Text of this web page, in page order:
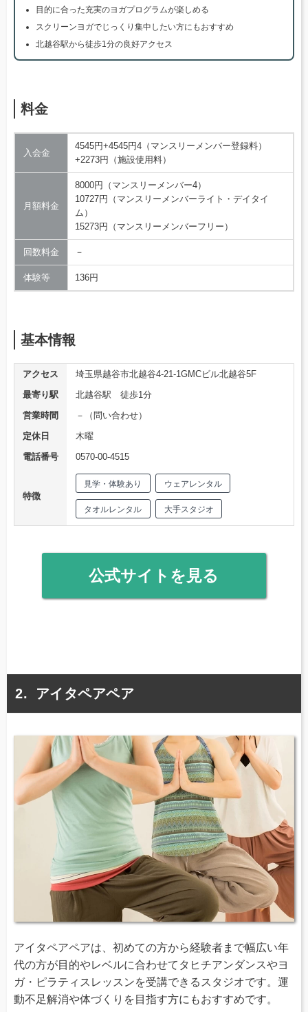
目的に合った充実のヨガプログラムが楽しめる
スクリーンヨガでじっくり集中したい方にもおすすめ
北越谷駅から徒歩1分の良好アクセス
料金
入会金
4545円+4545円4（マンスリーメンバー登録料）
+2273円（施設使用料）
月額料金
8000円（マンスリーメンバー4）
10727円（マンスリーメンバーライト・デイタイ
ム）
15273円（マンスリーメンバーフリー）
回数料金 －
体験等 136円
基本情報
アクセス
埼玉県越谷市北越谷4-21-1GMCビル北越谷5F
最寄り駅
北越谷駅 徒歩1分
営業時間
－（問い合わせ）
定休日
木曜
電話番号
0570-00-4515
特徴
見学・体験あり ウェアレンタル
タオルレンタル 大手スタジオ
公式サイトを見る
アイタペアペア
アイタペアペアは、初めての方から経験者まで幅広い年
代の方が目的やレベルに合わせてタヒチアンダンスやヨ
ガ・ピラティスレッスンを受講できるスタジオです。運
動不足解消や体づくりを目指す方にもおすすめです。